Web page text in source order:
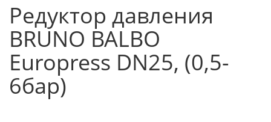
Редуктор давления
BRUNO BALBO
Europress DN25, (0,5-
6бар)